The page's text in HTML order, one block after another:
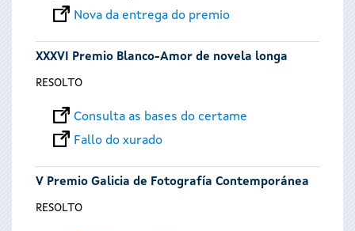
Nova da entrega do premio
XXXVI Premio Blanco-Amor de novela longa
RESOLTO
Consulta as bases do certame
Fallo do xurado
V Premio Galicia de Fotografía Contemporánea
RESOLTO